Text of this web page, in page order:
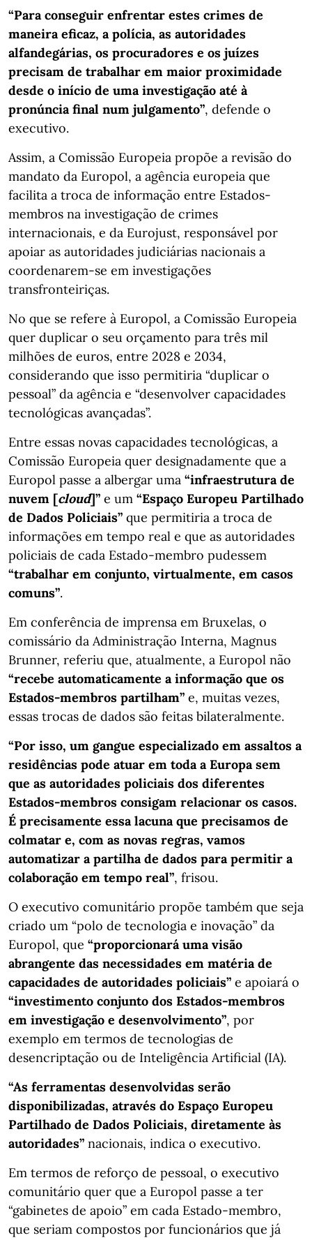
“Para conseguir enfrentar estes crimes de
maneira eficaz, a polícia, as autoridades
alfandegárias, os procuradores e os juízes
precisam de trabalhar em maior proximidade
desde o início de uma investigação até à
pronúncia final num julgamento”, defende o
executivo.
Assim, a Comissão Europeia propõe a revisão do
mandato da Europol, a agência europeia que
facilita a troca de informação entre Estados-
membros na investigação de crimes
internacionais, e da Eurojust, responsável por
apoiar as autoridades judiciárias nacionais a
coordenarem-se em investigações
transfronteiriças.
No que se refere à Europol, a Comissão Europeia
quer duplicar o seu orçamento para três mil
milhões de euros, entre 2028 e 2034,
considerando que isso permitiria “duplicar o
pessoal” da agência e “desenvolver capacidades
tecnológicas avançadas”.
Entre essas novas capacidades tecnológicas, a
Comissão Europeia quer designadamente que a
Europol passe a albergar uma “infraestrutura de
nuvem [cloud]” e um “Espaço Europeu Partilhado
de Dados Policiais” que permitiria a troca de
informações em tempo real e que as autoridades
policiais de cada Estado-membro pudessem
“trabalhar em conjunto, virtualmente, em casos
comuns”.
Em conferência de imprensa em Bruxelas, o
comissário da Administração Interna, Magnus
Brunner, referiu que, atualmente, a Europol não
“recebe automaticamente a informação que os
Estados-membros partilham” e, muitas vezes,
essas trocas de dados são feitas bilateralmente.
“Por isso, um gangue especializado em assaltos a
residências pode atuar em toda a Europa sem
que as autoridades policiais dos diferentes
Estados-membros consigam relacionar os casos.
É precisamente essa lacuna que precisamos de
colmatar e, com as novas regras, vamos
automatizar a partilha de dados para permitir a
colaboração em tempo real”, frisou.
O executivo comunitário propõe também que seja
criado um “polo de tecnologia e inovação” da
Europol, que “proporcionará uma visão
abrangente das necessidades em matéria de
capacidades de autoridades policiais” e apoiará o
“investimento conjunto dos Estados-membros
em investigação e desenvolvimento”, por
exemplo em termos de tecnologias de
desencriptação ou de Inteligência Artificial (IA).
“As ferramentas desenvolvidas serão
disponibilizadas, através do Espaço Europeu
Partilhado de Dados Policiais, diretamente às
autoridades” nacionais, indica o executivo.
Em termos de reforço de pessoal, o executivo
comunitário quer que a Europol passe a ter
“gabinetes de apoio” em cada Estado-membro,
que seriam compostos por funcionários que já